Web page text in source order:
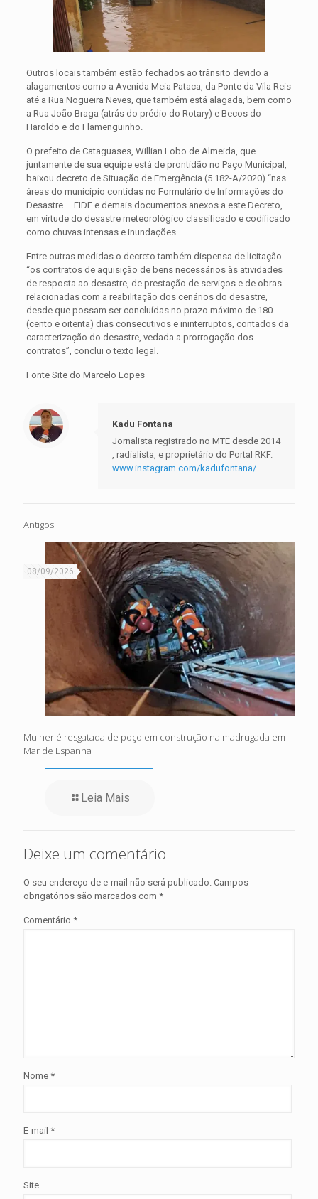
Outros locais também estão fechados ao trânsito devido a
alagamentos como a Avenida Meia Pataca, da Ponte da Vila Reis
até a Rua Nogueira Neves, que também está alagada, bem como
a Rua João Braga (atrás do prédio do Rotary) e Becos do
Haroldo e do Flamenguinho.
O prefeito de Cataguases, Willian Lobo de Almeida, que
juntamente de sua equipe está de prontidão no Paço Municipal,
baixou decreto de Situação de Emergência (5.182-A/2020) “nas
áreas do município contidas no Formulário de Informações do
Desastre – FIDE e demais documentos anexos a este Decreto,
em virtude do desastre meteorológico classificado e codificado
como chuvas intensas e inundações.
Entre outras medidas o decreto também dispensa de licitação
“os contratos de aquisição de bens necessários às atividades
de resposta ao desastre, de prestação de serviços e de obras
relacionadas com a reabilitação dos cenários do desastre,
desde que possam ser concluídas no prazo máximo de 180
(cento e oitenta) dias consecutivos e ininterruptos, contados da
caracterização do desastre, vedada a prorrogação dos
contratos”, conclui o texto legal.
Fonte Site do Marcelo Lopes
Kadu Fontana
Jornalista registrado no MTE desde 2014
, radialista, e proprietário do Portal RKF.
www.instagram.com/kadufontana/
Antigos
08/09/2026
Mulher é resgatada de poço em construção na madrugada em
Mar de Espanha
Leia Mais
Deixe um comentário
O seu endereço de e-mail não será publicado. Campos
obrigatórios são marcados com *
Comentário *
Nome *
E-mail *
Site